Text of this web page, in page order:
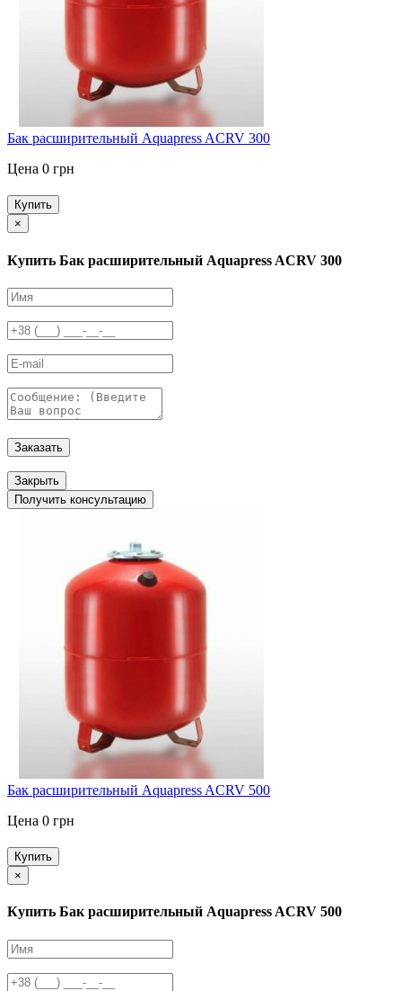
Бак расширительный Aquapress ACRV 300
Цена 0 грн
Купить
×
Купить Бак расширительный Aquapress ACRV 300
Заказать
Закрыть
Получить консультацию
Бак расширительный Aquapress ACRV 500
Цена 0 грн
Купить
×
Купить Бак расширительный Aquapress ACRV 500